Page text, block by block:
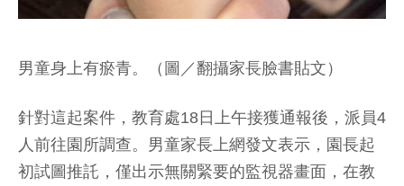
男童身上有瘀青。（圖／翻攝家長臉書貼文）
針對這起案件，教育處18日上午接獲通報後，派員4
人前往園所調查。男童家長上網發文表示，園長起
初試圖推託，僅出示無關緊要的監視器畫面，在教